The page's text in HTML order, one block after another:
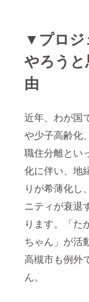
▼プロジ
やろう
由
近年、わが国
や少子高齢化
職住分離とい
化に伴い、地
りが希薄化し
ニティが衰退
ります。「た
ちゃん」が活
高槻市も例外
ん。